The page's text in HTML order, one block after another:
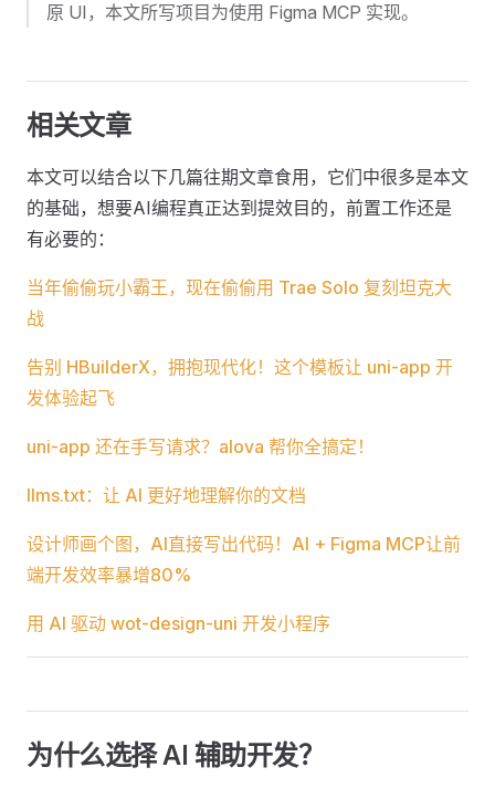
原 UI，本文所写项目为使用 Figma MCP 实现。
相关文章
本文可以结合以下几篇往期文章食用，它们中很多是本文
的基础，想要AI编程真正达到提效目的，前置工作还是
有必要的：
当年偷偷玩小霸王，现在偷偷用 Trae Solo 复刻坦克大
战
告别 HBuilderX，拥抱现代化！这个模板让 uni-app 开
发体验起飞
uni-app 还在手写请求？alova 帮你全搞定！
llms.txt：让 AI 更好地理解你的文档
设计师画个图，AI直接写出代码！AI + Figma MCP让前
端开发效率暴增80%
用 AI 驱动 wot-design-uni 开发小程序
为什么选择 AI 辅助开发？